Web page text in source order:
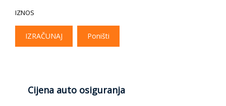
IZNOS
IZRAČUNAJ Poništi
Cijena auto osiguranja